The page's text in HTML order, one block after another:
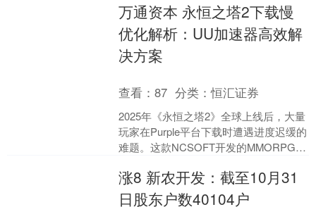
规监管（FDA、....
万通资本 永恒之塔2下载慢
优化解析：UU加速器高效解
决方案
查看：87 分类：恒汇证券
2025年《永恒之塔2》全球上线后，大量
玩家在Purple平台下载时遭遇进度迟缓的
难题。这款NCSOFT开发的MMORPG，
了....
涨8 新农开发：截至10月31
日股东户数40104户